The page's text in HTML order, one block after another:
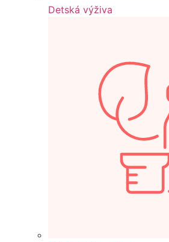
Detská výživa